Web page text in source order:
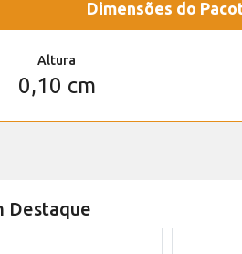
Dimensões do
Altura
0,10 cm
Destaque